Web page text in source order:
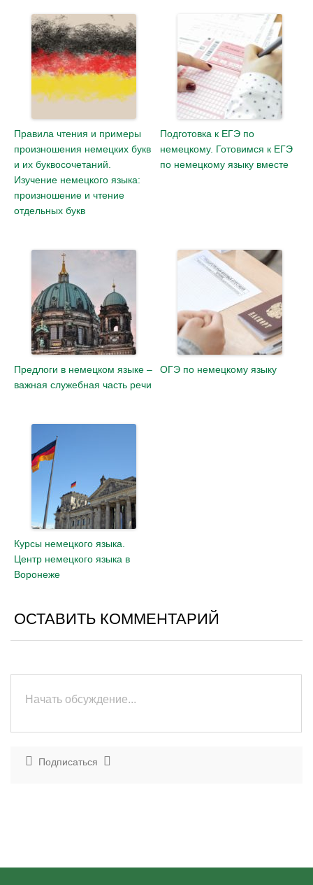
Правила чтения и примеры
произношения немецких букв
и их буквосочетаний.
Изучение немецкого языка:
произношение и чтение
отдельных букв
Подготовка к ЕГЭ по
немецкому. Готовимся к ЕГЭ
по немецкому языку вместе
Предлоги в немецком языке –
важная служебная часть речи
ОГЭ по немецкому языку
Курсы немецкого языка.
Центр немецкого языка в
Воронеже
ОСТАВИТЬ КОММЕНТАРИЙ
Подписаться